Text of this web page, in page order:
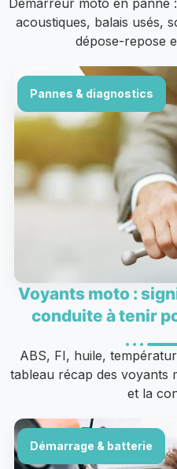
Démarreur moto en panne
acoustiques, balais usés,
dépose-repose
Pannes & diagnostics
Voyants moto :
conduite à tenir
ABS, FI, huile,
tableau récap des voyants
et la
Démarrage & batterie